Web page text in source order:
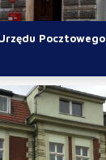
Pocztowego